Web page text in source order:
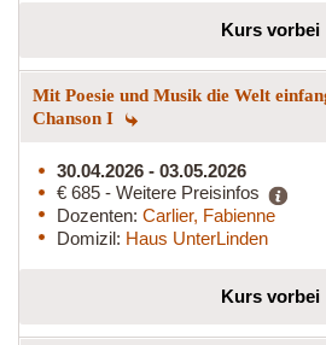
Kurs vorbei
Mit Poesie und Musik die Welt
Chanson I
30.04.2026 - 03.05.2026
€ 685 - Weitere Preisinfos
Dozenten: Carlier, Fabienne
Domizil: Haus UnterLinden
Kurs vorbei